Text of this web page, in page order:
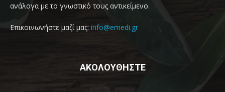
ανάλογα με το γνωστικό τους αντικείμενο.
Επικοινωνήστε μαζί μας: info@emedi.gr
ΑΚΟΛΟΥΘΗΣΤΕ